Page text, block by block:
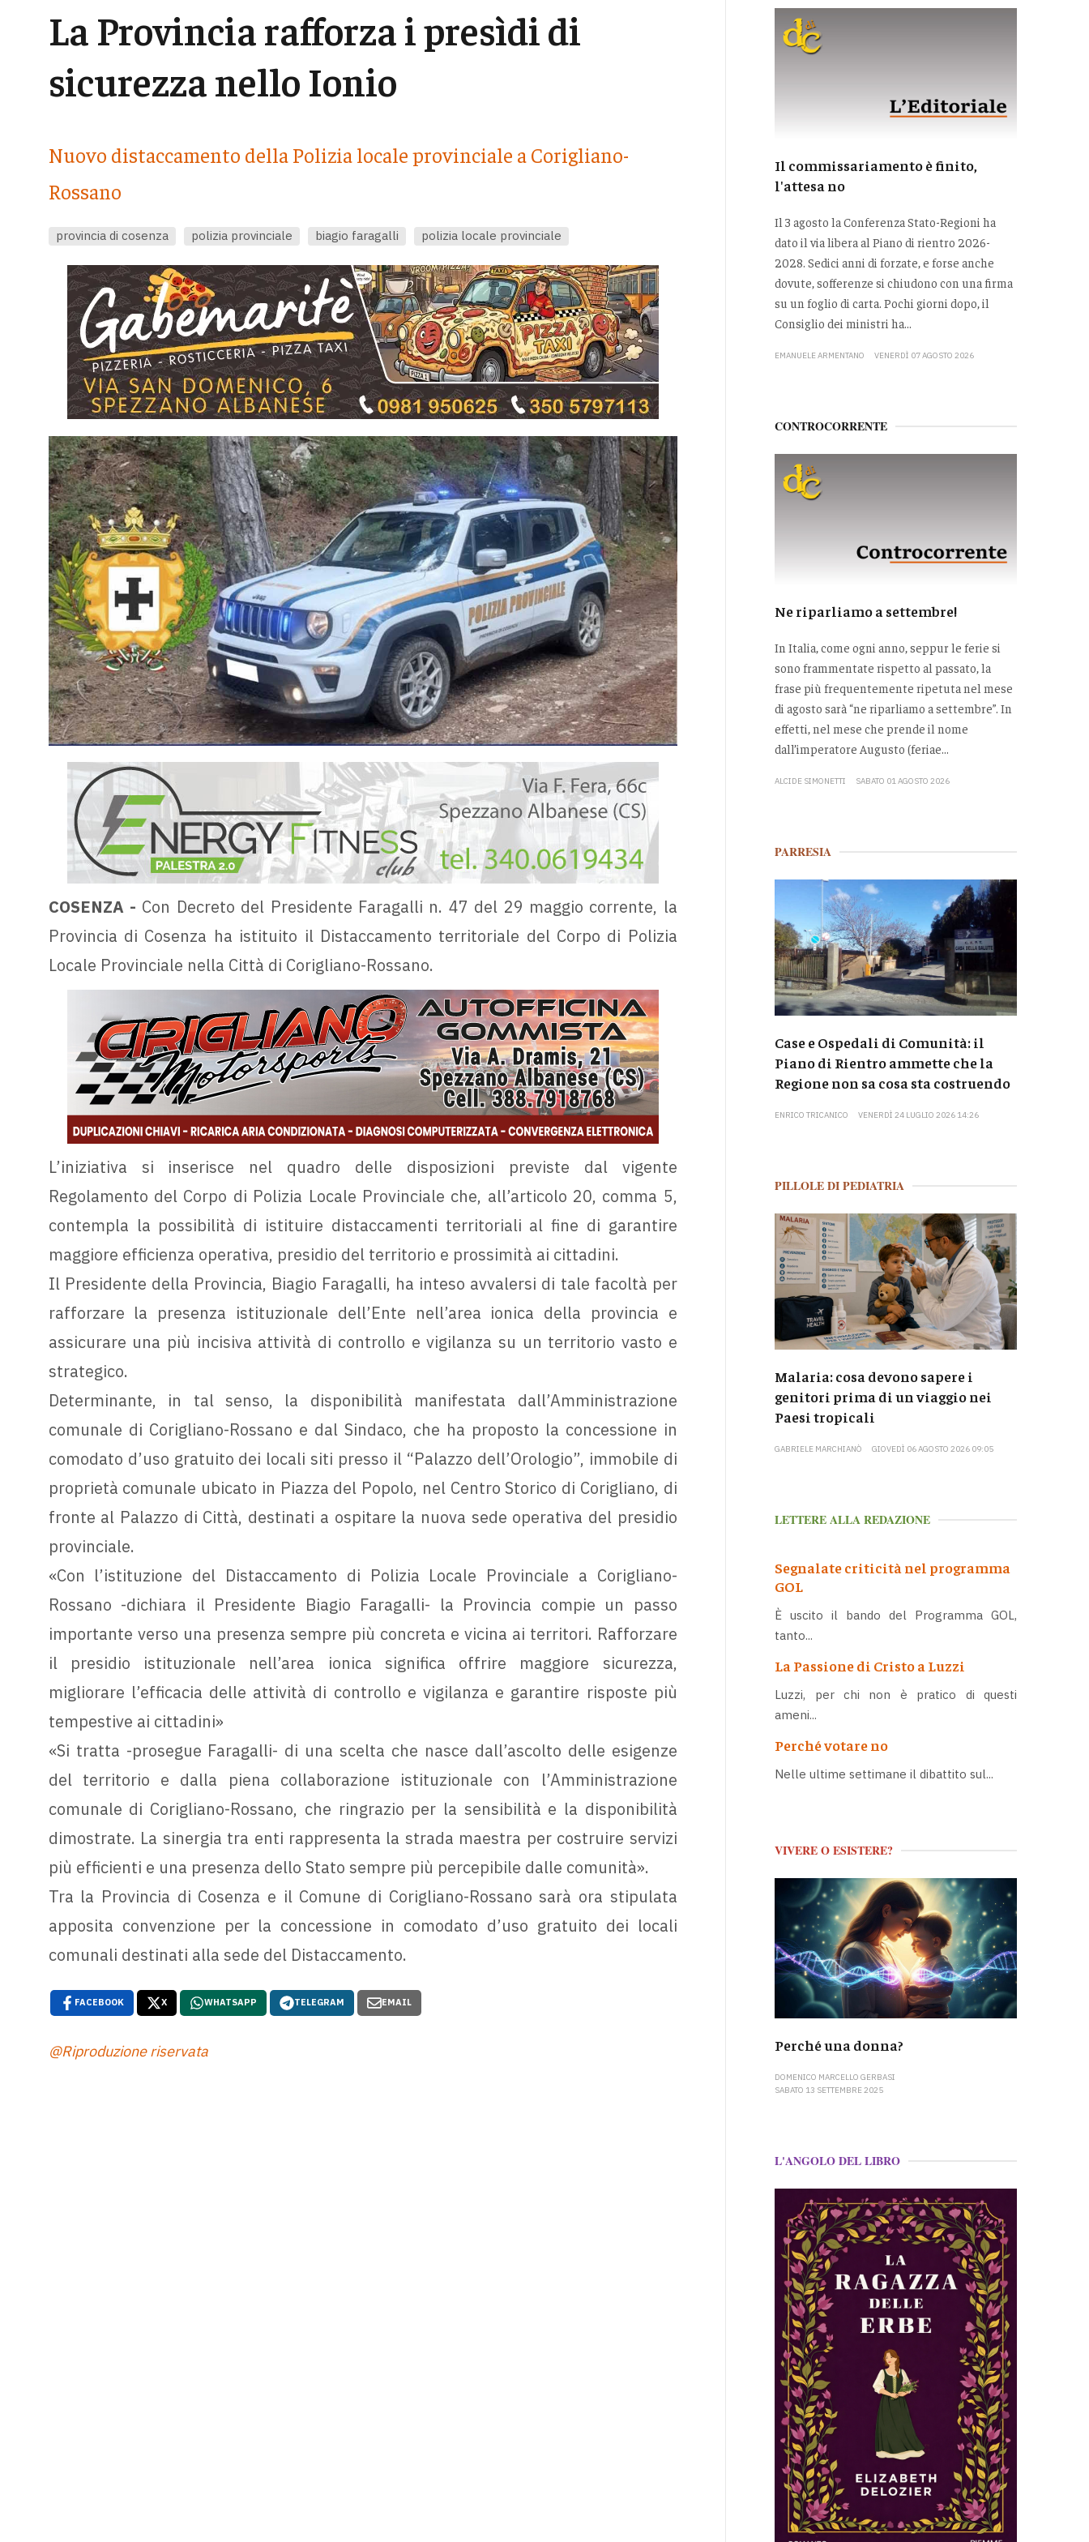
La Provincia rafforza i presìdi di
sicurezza nello Ionio
Nuovo distaccamento della Polizia locale provinciale a Corigliano-
Rossano
provincia di cosenza polizia provinciale biagio faragalli polizia locale provinciale
COSENZA - Con Decreto del Presidente Faragalli n. 47 del 29 maggio corrente, la
Provincia di Cosenza ha istituito il Distaccamento territoriale del Corpo di Polizia
Locale Provinciale nella Città di Corigliano-Rossano.
L’iniziativa si inserisce nel quadro delle disposizioni previste dal vigente
Regolamento del Corpo di Polizia Locale Provinciale che, all’articolo 20, comma 5,
contempla la possibilità di istituire distaccamenti territoriali al fine di garantire
maggiore efficienza operativa, presidio del territorio e prossimità ai cittadini.
Il Presidente della Provincia, Biagio Faragalli, ha inteso avvalersi di tale facoltà per
rafforzare la presenza istituzionale dell’Ente nell’area ionica della provincia e
assicurare una più incisiva attività di controllo e vigilanza su un territorio vasto e
strategico.
Determinante, in tal senso, la disponibilità manifestata dall’Amministrazione
comunale di Corigliano-Rossano e dal Sindaco, che ha proposto la concessione in
comodato d’uso gratuito dei locali siti presso il “Palazzo dell’Orologio”, immobile di
proprietà comunale ubicato in Piazza del Popolo, nel Centro Storico di Corigliano, di
fronte al Palazzo di Città, destinati a ospitare la nuova sede operativa del presidio
provinciale.
«Con l’istituzione del Distaccamento di Polizia Locale Provinciale a Corigliano-
Rossano -dichiara il Presidente Biagio Faragalli- la Provincia compie un passo
importante verso una presenza sempre più concreta e vicina ai territori. Rafforzare
il presidio istituzionale nell’area ionica significa offrire maggiore sicurezza,
migliorare l’efficacia delle attività di controllo e vigilanza e garantire risposte più
tempestive ai cittadini»
«Si tratta -prosegue Faragalli- di una scelta che nasce dall’ascolto delle esigenze
del territorio e dalla piena collaborazione istituzionale con l’Amministrazione
comunale di Corigliano-Rossano, che ringrazio per la sensibilità e la disponibilità
dimostrate. La sinergia tra enti rappresenta la strada maestra per costruire servizi
più efficienti e una presenza dello Stato sempre più percepibile dalle comunità».
Tra la Provincia di Cosenza e il Comune di Corigliano-Rossano sarà ora stipulata
apposita convenzione per la concessione in comodato d’uso gratuito dei locali
comunali destinati alla sede del Distaccamento.
FACEBOOK X WHATSAPP TELEGRAM EMAIL
@Riproduzione riservata
Il commissariamento è finito,
l'attesa no
Il 3 agosto la Conferenza Stato-Regioni ha
dato il via libera al Piano di rientro 2026-
2028. Sedici anni di forzate, e forse anche
dovute, sofferenze si chiudono con una firma
su un foglio di carta. Pochi giorni dopo, il
Consiglio dei ministri ha...
EMANUELE ARMENTANO VENERDÌ 07 AGOSTO 2026
CONTROCORRENTE
Ne riparliamo a settembre!
In Italia, come ogni anno, seppur le ferie si
sono frammentate rispetto al passato, la
frase più frequentemente ripetuta nel mese
di agosto sarà “ne riparliamo a settembre”. In
effetti, nel mese che prende il nome
dall’imperatore Augusto (feriae...
ALCIDE SIMONETTI SABATO 01 AGOSTO 2026
PARRESIA
Case e Ospedali di Comunità: il
Piano di Rientro ammette che la
Regione non sa cosa sta costruendo
ENRICO TRICANICO VENERDÌ 24 LUGLIO 2026 14:26
PILLOLE DI PEDIATRIA
Malaria: cosa devono sapere i
genitori prima di un viaggio nei
Paesi tropicali
GABRIELE MARCHIANÒ GIOVEDÌ 06 AGOSTO 2026 09:05
LETTERE ALLA REDAZIONE
Segnalate criticità nel programma
GOL
È uscito il bando del Programma GOL,
tanto...
La Passione di Cristo a Luzzi
Luzzi, per chi non è pratico di questi
ameni...
Perché votare no
Nelle ultime settimane il dibattito sul...
VIVERE O ESISTERE?
Perché una donna?
DOMENICO MARCELLO GERBASI
SABATO 13 SETTEMBRE 2025
L'ANGOLO DEL LIBRO